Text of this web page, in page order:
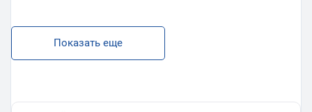
Показать еще